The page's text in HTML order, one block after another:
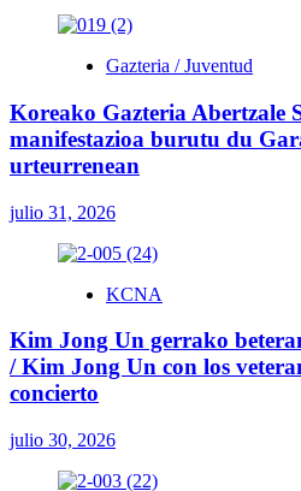
Gazteria / Juventud
Koreako Gazteria Abertzale
manifestazioa burutu du
urteurrenean
julio 31, 2026
KCNA
Kim Jong Un gerrako
/ Kim Jong Un con los
concierto
julio 30, 2026